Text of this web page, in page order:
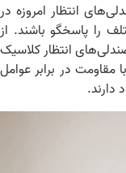
انتظار امروزه در
را پاسخگو باشند. از
انتظار کلاسیک
مقاومت در برابر عوامل